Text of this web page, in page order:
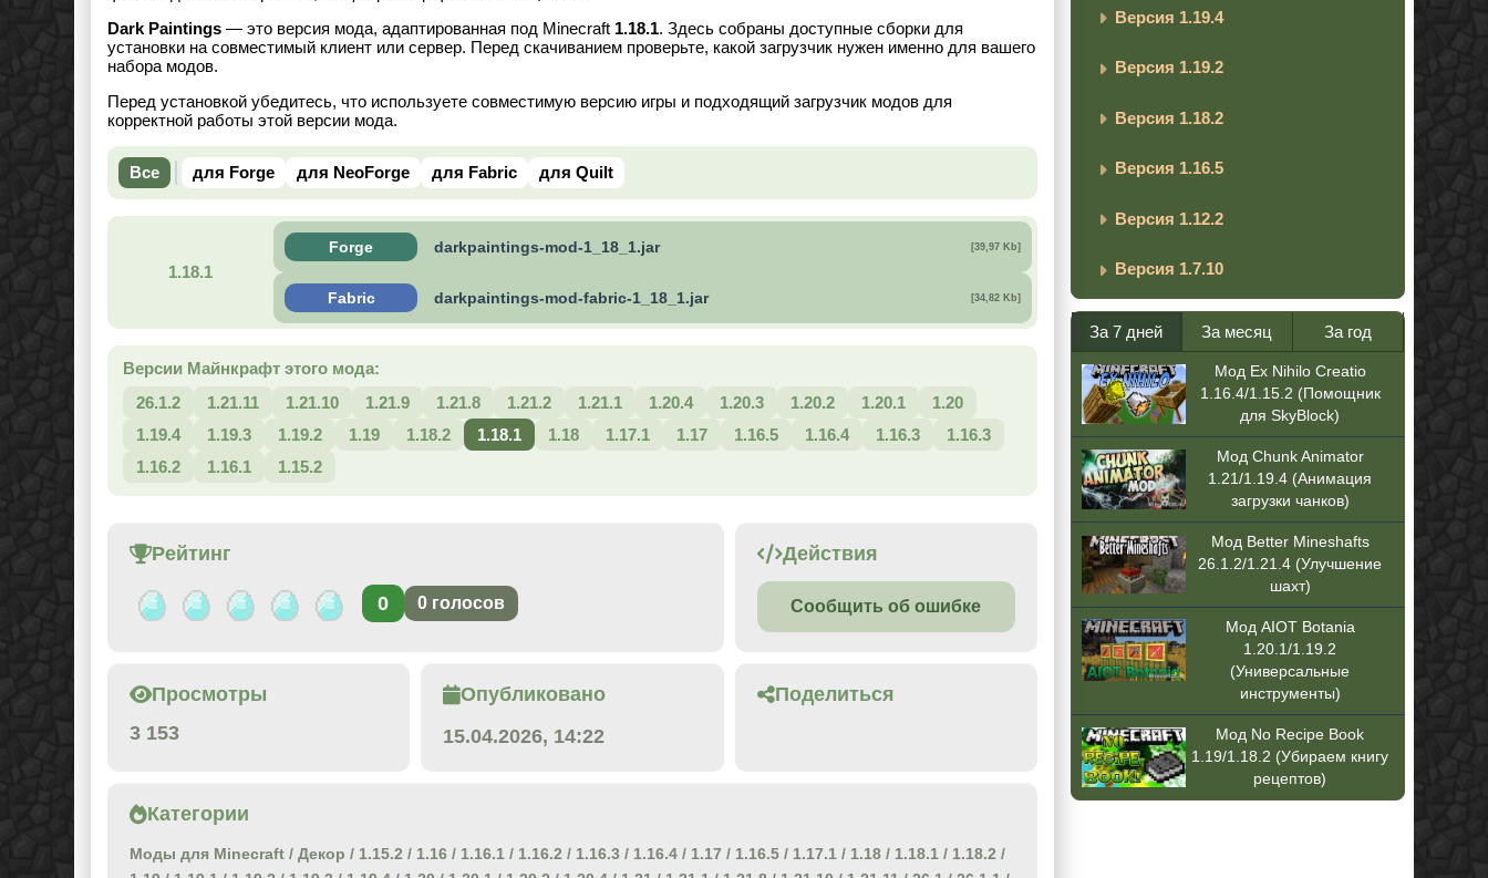
Dark Paintings — это версия мода, адаптированная под Minecraft 1.18.1. Здесь собраны доступные сборки для
установки на совместимый клиент или сервер. Перед скачиванием проверьте, какой загрузчик нужен именно для вашего
набора модов.
Перед установкой убедитесь, что используете совместимую версию игры и подходящий загрузчик модов для
корректной работы этой версии мода.
Все для Forge для NeoForge для Fabric для Quilt
1.18.1
Forge darkpaintings-mod-1_18_1.jar [39,97 Kb]
Fabric darkpaintings-mod-fabric-1_18_1.jar [34,82 Kb]
Версии Майнкрафт этого мода:
26.1.2
1.21.11 1.21.10 1.21.9 1.21.8 1.21.2 1.21.1 1.20.4 1.20.3 1.20.2 1.20.1
1.20
1.19.4
1.19.3 1.19.2 1.19 1.18.2 1.18.1 1.18 1.17.1 1.17 1.16.5 1.16.4 1.16.3
1.16.3
1.16.2
1.16.1 1.15.2
Рейтинг
0 0 голосов
Действия
Сообщить об ошибке
Просмотры
3 153
Опубликовано
15.04.2026, 14:22
Поделиться
Категории
Моды для Minecraft / Декор / 1.15.2 / 1.16 / 1.16.1 / 1.16.2 / 1.16.3 / 1.16.4 / 1.17 / 1.16.5 / 1.17.1 / 1.18 / 1.18.1 / 1.18.2 /
Версия 1.19.4
Версия 1.19.2
Версия 1.18.2
Версия 1.16.5
Версия 1.12.2
Версия 1.7.10
За 7 дней За месяц За год
Мод Ex Nihilo Creatio
1.16.4/1.15.2 (Помощник
для SkyBlock)
Мод Chunk Animator
1.21/1.19.4 (Анимация
загрузки чанков)
Мод Better Mineshafts
26.1.2/1.21.4 (Улучшение
шахт)
Мод AIOT Botania
1.20.1/1.19.2
(Универсальные
инструменты)
Мод No Recipe Book
1.19/1.18.2 (Убираем книгу
рецептов)